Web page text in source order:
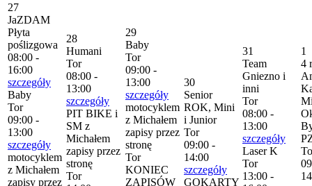
27
JaZDAM
Płyta
poślizgowa
08:00 -
16:00
szczegóły
Baby
Tor
09:00 -
13:00
szczegóły
motocyklem
z Michałem
zapisy przez
28
Humani
Tor
08:00 -
13:00
szczegóły
PIT BIKE i
SM z
Michałem
zapisy przez
stronę
Tor
29
Baby
Tor
09:00 -
13:00
szczegóły
motocyklem
z Michałem
zapisy przez
stronę
Tor
KONIEC
ZAPISÓW
30
Senior
ROK, Mini
i Junior
Tor
09:00 -
14:00
szczegóły
GOKARTY
31
Team
Gniezno i
inni
Tor
08:00 -
13:00
szczegóły
Laser K
Tor
13:00 -
1
4